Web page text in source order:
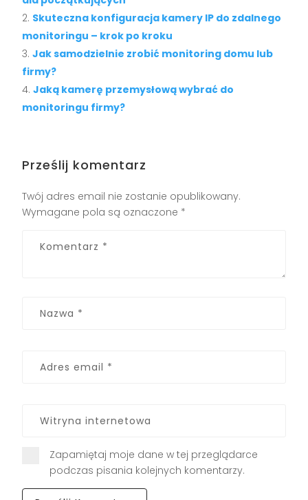
Skuteczna konfiguracja kamery IP do zdalnego
monitoringu – krok po kroku
Jak samodzielnie zrobić monitoring domu lub
firmy?
Jaką kamerę przemysłową wybrać do
monitoringu firmy?
Prześlij komentarz
Twój adres email nie zostanie opublikowany.
Wymagane pola są oznaczone *
Zapamiętaj moje dane w tej przeglądarce
podczas pisania kolejnych komentarzy.